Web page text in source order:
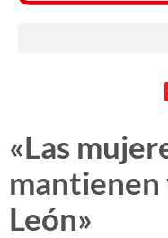
«Las
mantienen
León»